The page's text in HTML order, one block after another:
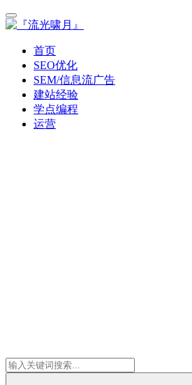
首页
SEO优化
SEM/信息流广告
建站经验
学点编程
运营